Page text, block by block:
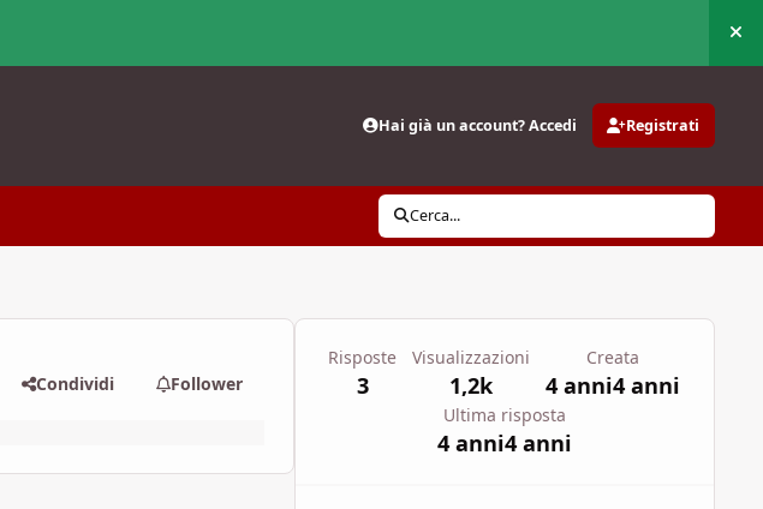
Hai già un account? Accedi Registrati
Cerca...
Condividi Follower
Risposte
3
Visualizzazioni
1,2k
Creata
4 anni4 anni
Ultima risposta
4 anni4 anni